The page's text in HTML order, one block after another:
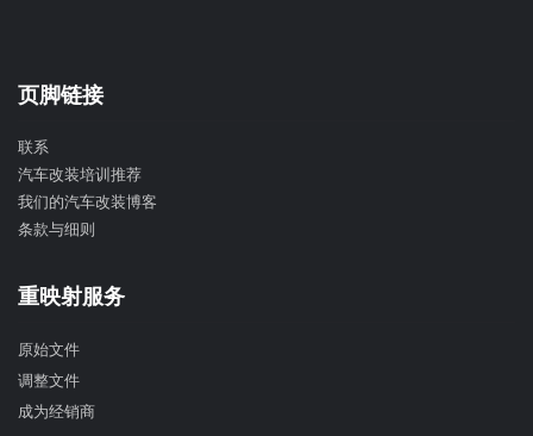
页脚链接
联系
汽车改装培训推荐
我们的汽车改装博客
条款与细则
重映射服务
原始文件
调整文件
成为经销商